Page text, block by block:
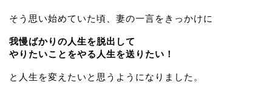
そう思い始めていた頃、妻の一言をきっかけに
我慢ばかりの人生を脱出して
やりたいことをやる人生を送りたい！
と人生を変えたいと思うようになりました。